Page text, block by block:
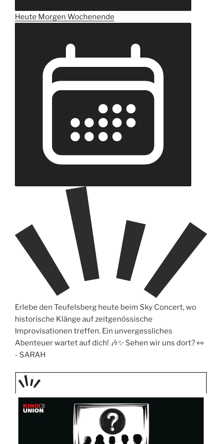
Heute Morgen Wochenende
Erlebe den Teufelsberg heute beim Sky Concert, wo
historische Klänge auf zeitgenössische
Improvisationen treffen. Ein unvergessliches
Abenteuer wartet auf dich! 🎶✨ Sehen wir uns dort? 👀
- SARAH
TAGE
STIPP